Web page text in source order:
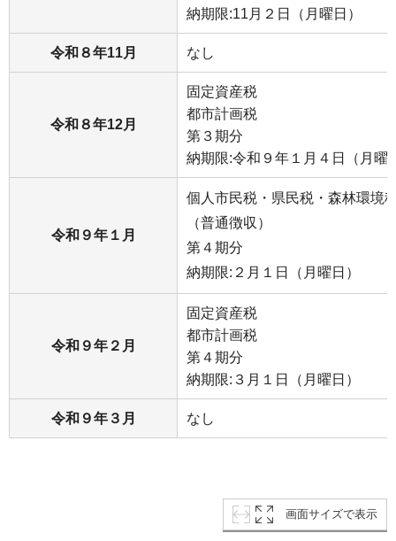
納期限:11月２日（月曜日）
令和８年11月 なし
令和８年12月
固定資産税
都市計画税
第３期分
納期限:令和９年１月４日（月曜
令和９年１月
個人市民税・県民税・森林環境
（普通徴収）
第４期分
納期限:２月１日（月曜日）
令和９年２月
固定資産税
都市計画税
第４期分
納期限:３月１日（月曜日）
令和９年３月 なし
画面サイズで表示